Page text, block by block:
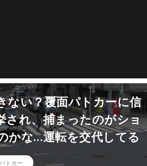
ない？覆面パトカーに信
され、捕まったのがショ
かな…運転を交代してる
トカー